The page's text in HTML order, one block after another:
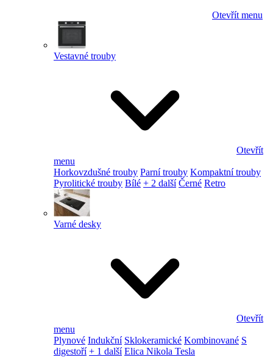
Otevřít menu
Vestavné trouby
Otevřít
menu
Horkovzdušné trouby Parní trouby Kompaktní trouby
Pyrolitické trouby Bílé + 2 další Černé Retro
Varné desky
Otevřít
menu
Plynové Indukční Sklokeramické Kombinované S
digestoří + 1 další Elica Nikola Tesla